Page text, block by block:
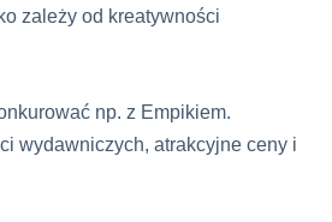
zależy od kreatywności
np. z Empikiem.
wydawniczych, atrakcyjne ceny i